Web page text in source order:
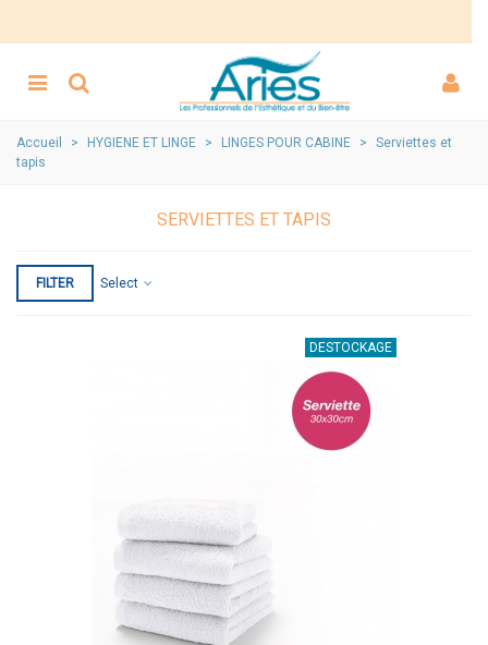
Accueil > HYGIENE ET LINGE > LINGES POUR CABINE >
Serviettes et
tapis
SERVIETTES ET TAPIS
FILTER Select
DESTOCKAGE